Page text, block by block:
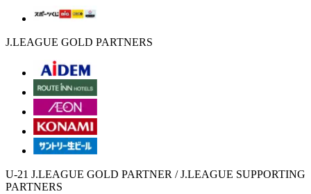
J.LEAGUE GOLD PARTNERS
U-21 J.LEAGUE GOLD PARTNER / J.LEAGUE SUPPORTING
PARTNERS